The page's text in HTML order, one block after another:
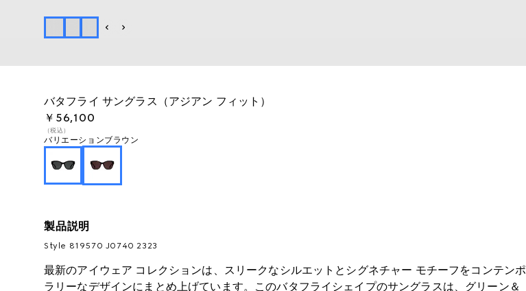
バタフライ サングラス（アジアン フィット）
￥56,100
（税込）
バリエーションブラウン
製品説明
Style ‎819570 J0740 2323
最新のアイウェア コレクションは、スリークなシルエットとシグネチャー モチーフをコンテンポ
ラリーなデザインにまとめ上げています。このバタフライシェイプのサングラスは、グリーン＆